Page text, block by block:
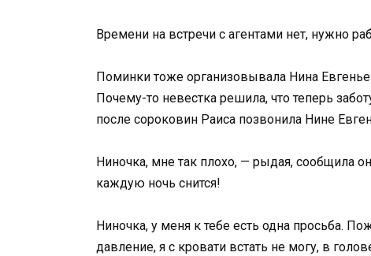
Времени на встречи с агентами нет, нужно
Поминки тоже организовывала Нина
Почему-то невестка решила, что теперь
после сороковин Раиса позвонила Нине
Ниночка, мне так плохо, — рыдая, сообщила
каждую ночь снится!
Ниночка, у меня к тебе есть одна просьба.
давление, я с кровати встать не могу, в